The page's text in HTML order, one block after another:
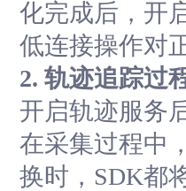
化完成后，开
低连接操作对
2. 轨迹追踪过
开启轨迹服务
在采集过程中
换时，SDK都